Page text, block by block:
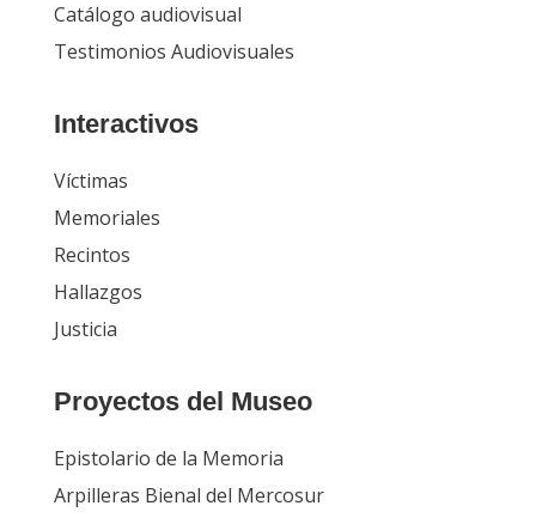
Catálogo audiovisual
Testimonios Audiovisuales
Interactivos
Víctimas
Memoriales
Recintos
Hallazgos
Justicia
Proyectos del Museo
Epistolario de la Memoria
Arpilleras Bienal del Mercosur